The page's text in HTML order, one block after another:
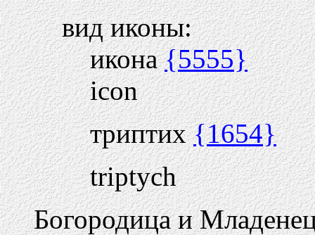
вид иконы:
икона{5555}
icon
триптих{1654}
triptych
Богородица и